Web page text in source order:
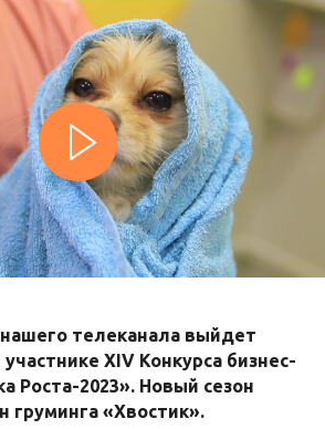
телеканала выйдет
XIV Конкурса бизнес-
Роста-2023». Новый сезон
груминга «Хвостик».